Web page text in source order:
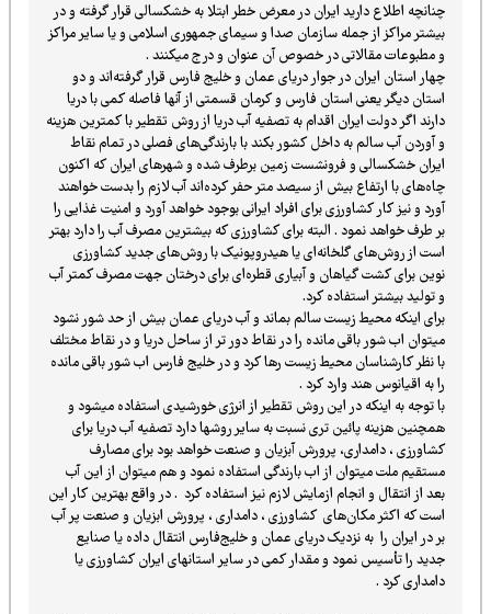
چنانچه اطلاع دارید ایران در معرض خطر ابتلا به خشکسالی قرار گرفته و در
بیشتر مراکز از جمله سازمان صدا و سیمای جمهوری اسلامی و یا سایر مراکز
و مطبوعات مقالاتی در خصوص آن عنوان و درج میکنند .
چهار استان ایران در جوار دریای عمان و خلیج فارس قرار گرفته‌اند و دو
استان دیگر یعنی استان فارس و کرمان قسمتی از آنها فاصله کمی با دریا
دارند اگر دولت ایران اقدام به تصفیه آب دریا از روش تقطیر با کمترین هزینه
و آوردن آب سالم به داخل کشور بکند با بارندگی‌های فصلی در تمام نقاط
ایران خشکسالی و فرونشست زمین برطرف شده و شهرهای ایران که اکنون
چاه‌های با ارتفاع بیش از سیصد متر حفر کرده‌اند آب لازم را بدست خواهند
آورد و نیز کار کشاورزی برای افراد ایرانی بوجود خواهد آورد و امنیت غذایی را
بر طرف خواهد نمود . البته برای کشاورزی که بیشترین مصرف آب را دارد بهتر
است از روش‌های گلخانه‌ای یا هیدروپونیک با روش‌های جدید کشاورزی
نوین برای کشت گیاهان و آبیاری قطره‌ای برای درختان جهت مصرف کمتر آب
و تولید بیشتر استفاده کرد.
برای اینکه محیط زیست سالم بماند و آب دریای عمان بیش از حد شور نشود
میتوان اب شور باقی مانده را در نقاط دور تر از ساحل دریا و در نقاط مختلف
با نظر کارشناسان محیط زیست رها کرد و در خلیج فارس اب شور باقی مانده
را به اقیانوس هند وارد کرد .
با توجه به اینکه در این روش تقطیر از انرژی خورشیدی استفاده میشود و
همچنین هزینه پائین تری نسبت به سایر روشها دارد تصفیه آب دریا برای
کشاورزی ، دامداری، پرورش آبزیان و صنعت خواهد بود برای مصارف
مستقیم ملت میتوان از اب بارندگی استفاده نمود و هم میتوان از این آب
بعد از انتقال و انجام ازمایش لازم نیز استفاده کرد . در واقع بهترین کار این
است که اکثر مکان‌های کشاورزی ، دامداری ، پرورش ابزیان و صنعت پر آب
بر در ایران را به نزدیک دریای عمان و خلیج‌فارس انتقال داده یا صنایع
جدید را تأسیس نمود و مقدار کمی در سایر استانهای ایران کشاورزی یا
دامداری کرد .